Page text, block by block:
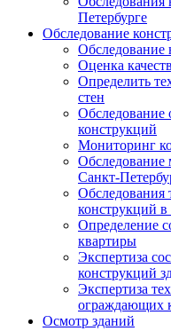
Петербурге
Обследование
Обследование
Оценка
Определить
стен
Обследование
конструкций
Мониторинг
Обследование
Санкт-
Обследования
конструкций
Определение
квартиры
Экспертиза
конструкций
Экспертиза
ограждающих
Осмотр зданий